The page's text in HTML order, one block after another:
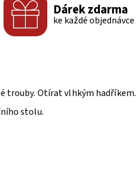
Dárek zdarma
ke každé objednávce
trouby. Otírat vlhkým hadříkem.
stolu.